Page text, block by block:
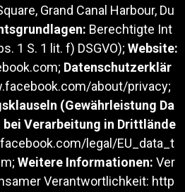
Grand Canal Harbour, Du
Berechtigte Int
1 S. 1 lit. f) DSGVO); Website:
; Datenschutzerklär
about/privacy;
(Gewährleistung Da
Verarbeitung in Drittlände
legal/EU_data_t
; Weitere Informationen: Ver
Verantwortlichkeit: http